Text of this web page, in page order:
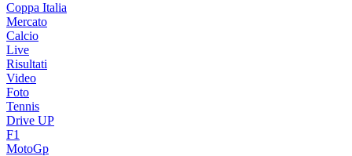
Coppa Italia
Mercato
Calcio
Live
Risultati
Video
Foto
Tennis
Drive UP
F1
MotoGp